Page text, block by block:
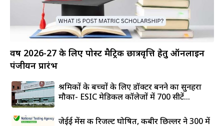
वर्ष 2026-27 के लिए पोस्ट मैट्रिक छात्रवृत्ति हेतु ऑनलाइन
पंजीयन प्रारंभ
श्रमिकों के बच्चों के लिए डॉक्टर बनने का सुनहरा
मौका- ESIC मेडिकल कॉलेजों में 700 सीटें...
जेईई मेंस की रिजल्ट घोषित, कबीर छिल्लर ने 300 में